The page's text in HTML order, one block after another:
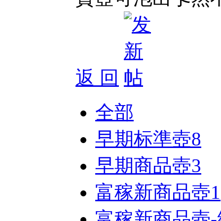
返 回
全部
早期标準壺8
早期商品壺3
富稼新商品壺1